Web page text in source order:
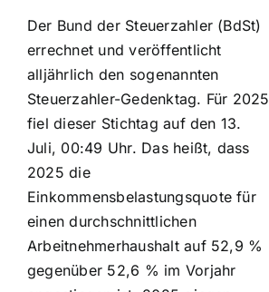
Der Bund der Steuerzahler (BdSt)
errechnet und veröffentlicht
alljährlich den sogenannten
Steuerzahler-Gedenktag. Für 2025
fiel dieser Stichtag auf den 13.
Juli, 00:49 Uhr. Das heißt, dass
2025 die
Einkommensbelastungsquote für
einen durchschnittlichen
Arbeitnehmerhaushalt auf 52,9 %
gegenüber 52,6 % im Vorjahr